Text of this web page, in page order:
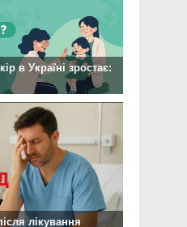
в Україні зростає:
лікування